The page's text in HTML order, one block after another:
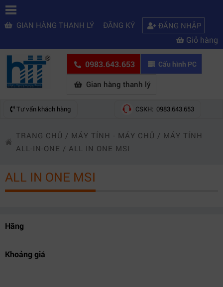
GIAN HÀNG THANH LÝ ĐĂNG KÝ ĐĂNG NHẬP
Giỏ hàng
0983.643.653 Cấu hình PC
Gian hàng thanh lý
Tư vấn khách hàng CSKH: 0983.643.653
TRANG CHỦ / MÁY TÍNH - MÁY CHỦ / MÁY TÍNH
ALL-IN-ONE / ALL IN ONE MSI
ALL IN ONE MSI
Hãng
Khoảng giá